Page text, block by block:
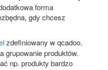
forma
gdy chcesz
zdefiniowany w qcadoo.
grupowanie produktów.
np. produkty bardzo